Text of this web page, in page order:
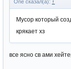
One сказал(а): ↑
Мусор который
крякает хз
все ясно св ами